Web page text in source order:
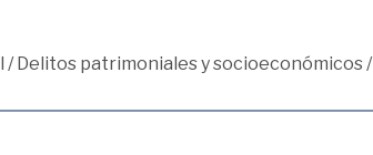
/ Delitos patrimoniales y socioeconómicos/